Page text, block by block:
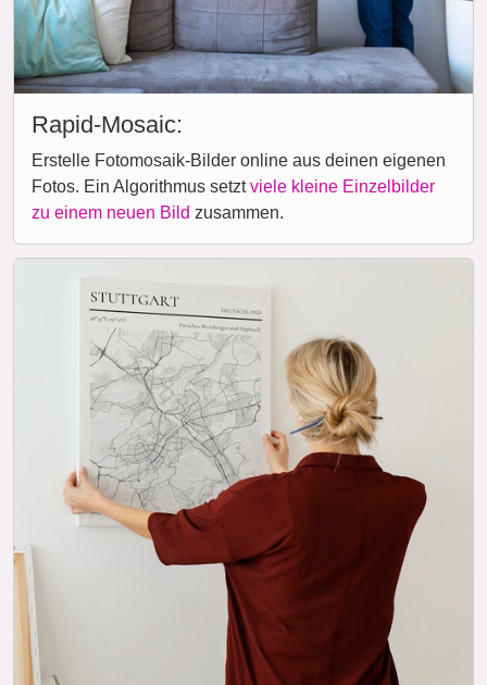
Rapid-Mosaic:
Erstelle Fotomosaik-Bilder online aus deinen eigenen
Fotos. Ein Algorithmus setztviele kleine Einzelbilder
zu einem neuen Bild zusammen.